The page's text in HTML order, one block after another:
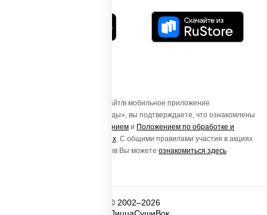
Осуществляя вход на этот Сайт/в мобильное приложение
«ПиццаСушиВок - доставка еды», вы подтверждаете, что ознакомлены
Пользовательским соглашением и Положением по обработке и
защите персональных данных . С общими правилами участия в акциях
и порядке получения подарков Вы можете ознакомиться здесь
© 2002–2026
ПиццаСушиВок